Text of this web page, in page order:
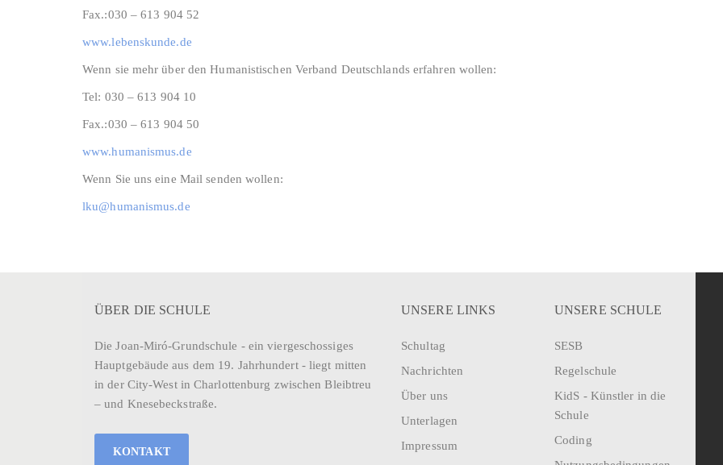
Fax.:030 – 613 904 52
www.lebenskunde.de
Wenn sie mehr über den Humanistischen Verband Deutschlands erfahren wollen:
Tel: 030 – 613 904 10
Fax.:030 – 613 904 50
www.humanismus.de
Wenn Sie uns eine Mail senden wollen:
lku@humanismus.de
ÜBER DIE SCHULE
Die Joan-Miró-Grundschule - ein viergeschossiges
Hauptgebäude aus dem 19. Jahrhundert - liegt mitten
in der City-West in Charlottenburg zwischen Bleibtreu
– und Knesebeckstraße.
KONTAKT
UNSERE LINKS
Schultag
Nachrichten
Über uns
Unterlagen
Impressum
UNSERE SCHULE
SESB
Regelschule
KidS - Künstler in die
Schule
Coding